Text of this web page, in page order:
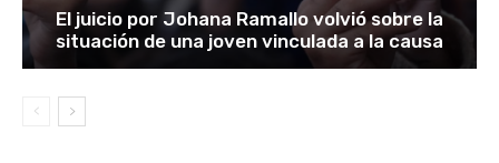
El juicio por Johana Ramallo volvió sobre la
situación de una joven vinculada a la causa